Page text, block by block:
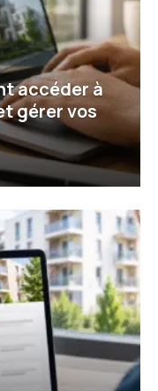
accéder à
gérer vos